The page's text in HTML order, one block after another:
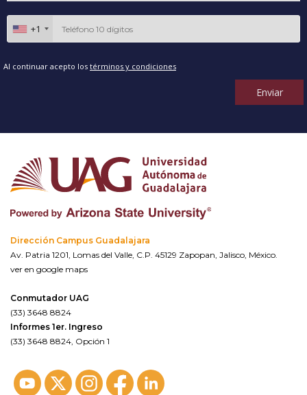
+1
Al continuar acepto los términos y condiciones
Enviar
Dirección Campus Guadalajara
Av. Patria 1201, Lomas del Valle, C.P. 45129 Zapopan, Jalisco, México.
ver en google maps
Conmutador UAG
(33) 3648 8824
Informes 1er. Ingreso
(33) 3648 8824, Opción 1